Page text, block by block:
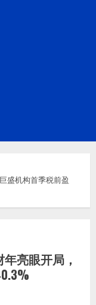
盛机构首季税前盈
亮眼开局，